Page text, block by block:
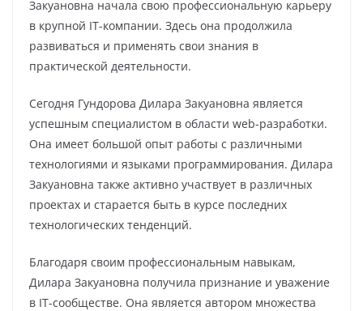
Закуановна начала свою профессиональную карьеру
в крупной IT-компании. Здесь она продолжила
развиваться и применять свои знания в
практической деятельности.
Сегодня Гундорова Дилара Закуановна является
успешным специалистом в области web-разработки.
Она имеет большой опыт работы с различными
технологиями и языками программирования. Дилара
Закуановна также активно участвует в различных
проектах и старается быть в курсе последних
технологических тенденций.
Благодаря своим профессиональным навыкам,
Дилара Закуановна получила признание и уважение
в IT-сообществе. Она является автором множества